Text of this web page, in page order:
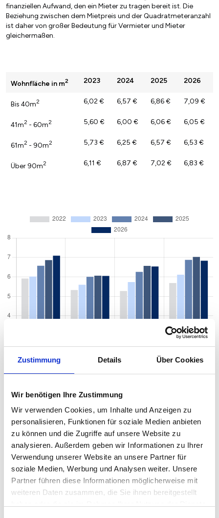
Zustimmung Details Über Cookies
Wir benötigen Ihre Zustimmung
Wir verwenden Cookies, um Inhalte und Anzeigen zu
personalisieren, Funktionen für soziale Medien anbieten
zu können und die Zugriffe auf unsere Website zu
analysieren. Außerdem geben wir Informationen zu Ihrer
Verwendung unserer Website an unsere Partner für
soziale Medien, Werbung und Analysen weiter. Unsere
Partner führen diese Informationen möglicherweise mit
weiteren Daten zusammen, die Sie ihnen bereitgestellt
finanziellen Aufwand, den ein Mieter zu tragen bereit ist. Die
Beziehung zwischen dem Mietpreis und der Quadratmeteranzahl
ist daher von großer Bedeutung für Vermieter und Mieter
gleichermaßen.
Wohnfläche in m2 2023 2024 2025 2026
Bis 40m2 6,02 € 6,57 € 6,86 € 7,09 €
41m2 - 60m2 5,60 € 6,00 € 6,06 € 6,05 €
61m2 - 90m2 5,73 € 6,25 € 6,57 € 6,53 €
Über 90m2 6,11 € 6,87 € 7,02 € 6,83 €
Mietspiegel nach Baujahr pro qm 2026 in
Lauter-Bernsbach
Der Mietpreis einer Wohnung in Lauter-Bernsbach hängt von einer
Vielzahl von Faktoren ab, und eines der entscheidenden Kriterien
ist das Baujahr der Immobilie. Das Alter eines Gebäudes kann
einen erheblichen Einfluss auf den Mietpreis haben, da es